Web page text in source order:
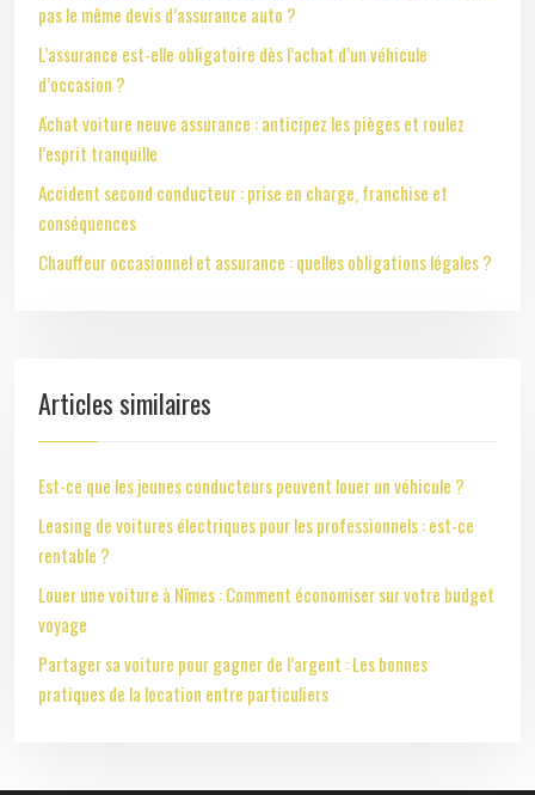
pas le même devis d’assurance auto ?
L’assurance est-elle obligatoire dès l’achat d’un véhicule
d’occasion ?
Achat voiture neuve assurance : anticipez les pièges et roulez
l’esprit tranquille
Accident second conducteur : prise en charge, franchise et
conséquences
Chauffeur occasionnel et assurance : quelles obligations légales ?
Articles similaires
Est-ce que les jeunes conducteurs peuvent louer un véhicule ?
Leasing de voitures électriques pour les professionnels : est-ce
rentable ?
Louer une voiture à Nîmes : Comment économiser sur votre budget
voyage
Partager sa voiture pour gagner de l’argent : Les bonnes
pratiques de la location entre particuliers